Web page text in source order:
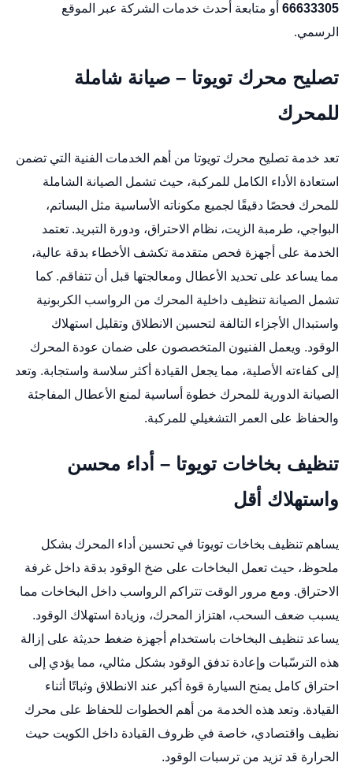
66633305أو متابعة أحدث خدمات الشركة عبر
الموقع
الرسمي.
تصليح محرك تويوتا – صيانة شاملة
للمحرك
تعد خدمة تصليح محرك تويوتا من أهم الخدمات الفنية التي تضمن
استعادة الأداء الكامل للمركبة، حيث تشمل الصيانة الشاملة
للمحرك فحصًا دقيقًا لجميع مكوناته الأساسية مثل البساتم،
البواجي، طرمبة الزيت، نظام الاحتراق، ودورة التبريد. تعتمد
الخدمة على أجهزة فحص متقدمة تكشف الأخطاء بدقة عالية،
مما يساعد على تحديد الأعطال ومعالجتها قبل أن تتفاقم. كما
تشمل الصيانة تنظيف داخلية المحرك من الرواسب الكربونية
واستبدال الأجزاء التالفة لتحسين الانطلاق وتقليل استهلاك
الوقود. ويعمل الفنيون المتخصصون على ضمان عودة المحرك
إلى كفاءته الأصلية، مما يجعل القيادة أكثر سلاسة واستجابة. وتعد
الصيانة الدورية للمحرك خطوة أساسية لمنع الأعطال المفاجئة
والحفاظ على العمر التشغيلي للمركبة.
تنظيف بخاخات تويوتا – أداء محسن
واستهلاك أقل
يساهم تنظيف بخاخات تويوتا في تحسين أداء المحرك بشكل
ملحوظ، حيث تعمل البخاخات على ضخ الوقود بدقة داخل غرفة
الاحتراق. ومع مرور الوقت تتراكم الرواسب داخل البخاخات مما
يسبب ضعف السحب، اهتزاز المحرك، وزيادة استهلاك الوقود.
يساعد تنظيف البخاخات باستخدام أجهزة ضغط حديثة على إزالة
هذه الترسّبات وإعادة تدفق الوقود بشكل مثالي، مما يؤدي إلى
احتراق كامل يمنح السيارة قوة أكبر عند الانطلاق وثباتًا أثناء
القيادة. وتعد هذه الخدمة من أهم الخطوات للحفاظ على محرك
نظيف واقتصادي، خاصة في ظروف القيادة داخل الكويت حيث
الحرارة قد تزيد من ترسبات الوقود.